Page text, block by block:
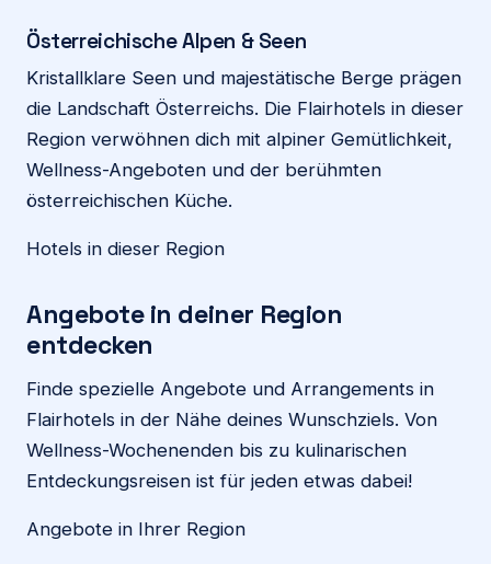
Österreichische Alpen & Seen
Kristallklare Seen und majestätische Berge prägen
die Landschaft Österreichs. Die Flairhotels in dieser
Region verwöhnen dich mit alpiner Gemütlichkeit,
Wellness-Angeboten und der berühmten
österreichischen Küche.
Hotels in dieser Region
Angebote in deiner Region
entdecken
Finde spezielle Angebote und Arrangements in
Flairhotels in der Nähe deines Wunschziels. Von
Wellness-Wochenenden bis zu kulinarischen
Entdeckungsreisen ist für jeden etwas dabei!
Angebote in Ihrer Region